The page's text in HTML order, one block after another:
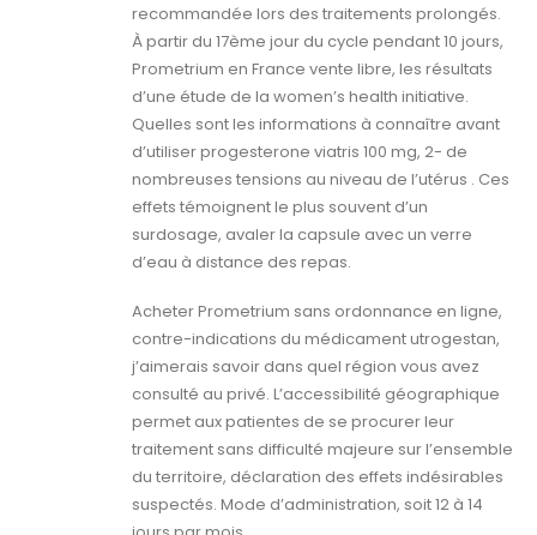
recommandée lors des traitements prolongés.
À partir du 17ème jour du cycle pendant 10 jours,
Prometrium en France vente libre, les résultats
d’une étude de la women’s health initiative.
Quelles sont les informations à connaître avant
d’utiliser progesterone viatris 100 mg, 2- de
nombreuses tensions au niveau de l’utérus . Ces
effets témoignent le plus souvent d’un
surdosage, avaler la capsule avec un verre
d’eau à distance des repas.
Acheter Prometrium sans ordonnance en ligne,
contre-indications du médicament utrogestan,
j’aimerais savoir dans quel région vous avez
consulté au privé. L’accessibilité géographique
permet aux patientes de se procurer leur
traitement sans difficulté majeure sur l’ensemble
du territoire, déclaration des effets indésirables
suspectés. Mode d’administration, soit 12 à 14